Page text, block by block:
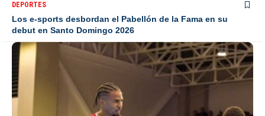
DEPORTES
Los e-sports desbordan el Pabellón de la Fama en su
debut en Santo Domingo 2026